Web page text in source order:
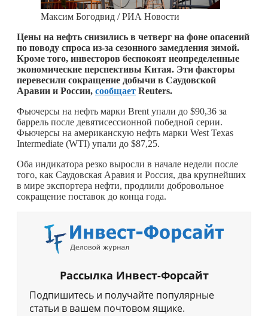
Максим Богодвид / РИА Новости
Цены на нефть снизились в четверг на фоне опасений
по поводу спроса из-за сезонного замедления зимой.
Кроме того, инвесторов беспокоят неопределенные
экономические перспективы Китая. Эти факторы
перевесили сокращение добычи в Саудовской
Аравии и России, сообщает Reuters.
Фьючерсы на нефть марки Brent упали до $90,36 за
баррель после девятисессионной победной серии.
Фьючерсы на американскую нефть марки West Texas
Intermediate (WTI) упали до $87,25.
Оба индикатора резко выросли в начале недели после
того, как Саудовская Аравия и Россия, два крупнейших
в мире экспортера нефти, продлили добровольное
сокращение поставок до конца года.
Рассылка Инвест-Форсайт
Подпишитесь и получайте популярные
статьи в вашем почтовом ящике.